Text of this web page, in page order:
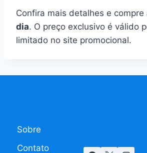
Confira mais detalhes e compre
dia. O preço exclusivo é válido
limitado no site promocional.
Sobre
Contato